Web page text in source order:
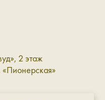
2 этаж
«Пионерская»